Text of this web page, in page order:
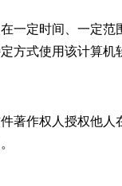
一定时间、一定
方式使用该计算机
著作权人授权他